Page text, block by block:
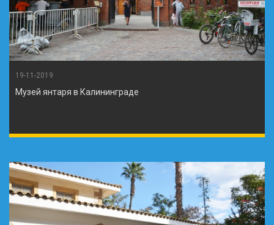
19-11-2019
Музей янтаря в Калининграде